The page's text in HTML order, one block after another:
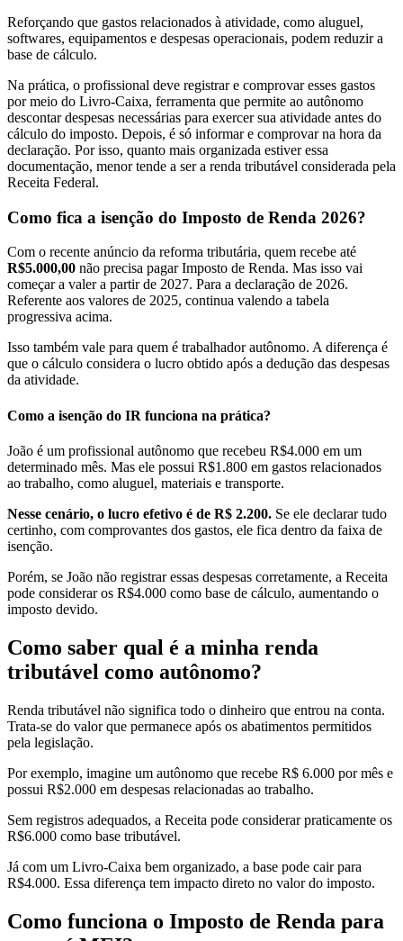
Reforçando que gastos relacionados à atividade, como aluguel,
softwares, equipamentos e despesas operacionais, podem reduzir a
base de cálculo.
Na prática, o profissional deve registrar e comprovar esses gastos
por meio do Livro-Caixa, ferramenta que permite ao autônomo
descontar despesas necessárias para exercer sua atividade antes do
cálculo do imposto. Depois, é só informar e comprovar na hora da
declaração. Por isso, quanto mais organizada estiver essa
documentação, menor tende a ser a renda tributável considerada pela
Receita Federal.
Como fica a isenção do Imposto de Renda 2026?
Com o recente anúncio da reforma tributária, quem recebe até
R$5.000,00 não precisa pagar Imposto de Renda. Mas isso vai
começar a valer a partir de 2027. Para a declaração de 2026.
Referente aos valores de 2025, continua valendo a tabela
progressiva acima.
Isso também vale para quem é trabalhador autônomo. A diferença é
que o cálculo considera o lucro obtido após a dedução das despesas
da atividade.
Como a isenção do IR funciona na prática?
João é um profissional autônomo que recebeu R$4.000 em um
determinado mês. Mas ele possui R$1.800 em gastos relacionados
ao trabalho, como aluguel, materiais e transporte.
Nesse cenário, o lucro efetivo é de R$ 2.200. Se ele declarar tudo
certinho, com comprovantes dos gastos, ele fica dentro da faixa de
isenção.
Porém, se João não registrar essas despesas corretamente, a Receita
pode considerar os R$4.000 como base de cálculo, aumentando o
imposto devido.
Como saber qual é a minha renda
tributável como autônomo?
Renda tributável não significa todo o dinheiro que entrou na conta.
Trata-se do valor que permanece após os abatimentos permitidos
pela legislação.
Por exemplo, imagine um autônomo que recebe R$ 6.000 por mês e
possui R$2.000 em despesas relacionadas ao trabalho.
Sem registros adequados, a Receita pode considerar praticamente os
R$6.000 como base tributável.
Já com um Livro-Caixa bem organizado, a base pode cair para
R$4.000. Essa diferença tem impacto direto no valor do imposto.
Como funciona o Imposto de Renda para